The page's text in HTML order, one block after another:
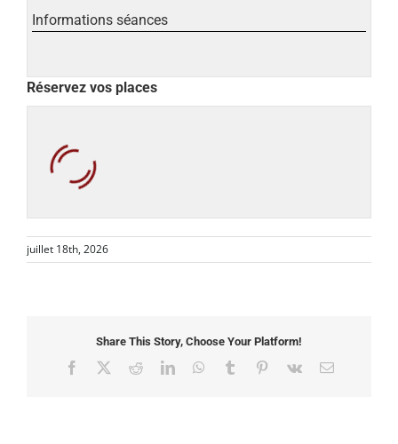
Informations séances
Réservez vos places
juillet 18th, 2026
Share This Story, Choose Your Platform!
Facebook RedditLinkedInWhatsApp
Tumblr Pinterest
Vk Email